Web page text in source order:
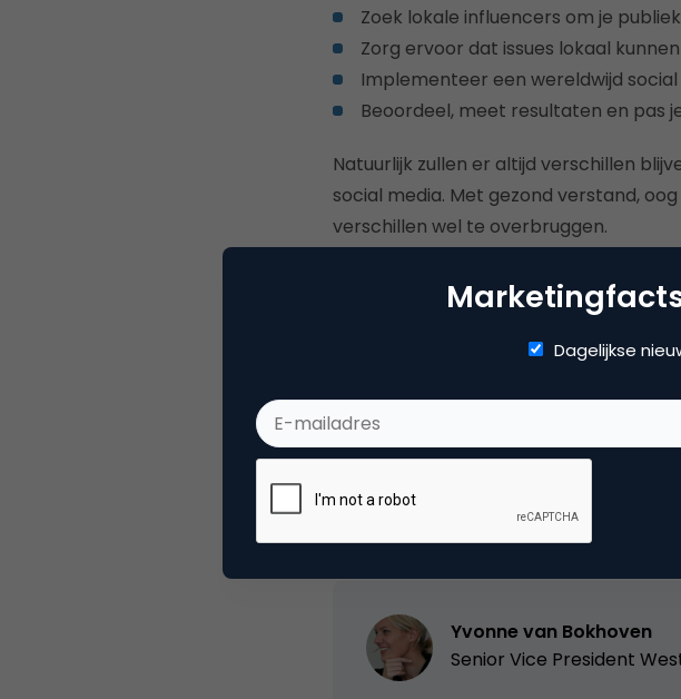
Zoek lokale influencers om je
Zorg ervoor dat issues lokaal
Implementeer een wereldwijd
Beoordeel, meet resultaten en pas
Natuurlijk zullen er altijd verschillen
social media. Met gezond verstand,
verschillen wel te overbruggen.
Je kunt de Nederlandse versie van de
downloaden.
Geschreven door Yvonne van
Deel dit artikel
Yvonne van Bokhoven
Senior Vice President
Dagelijkse